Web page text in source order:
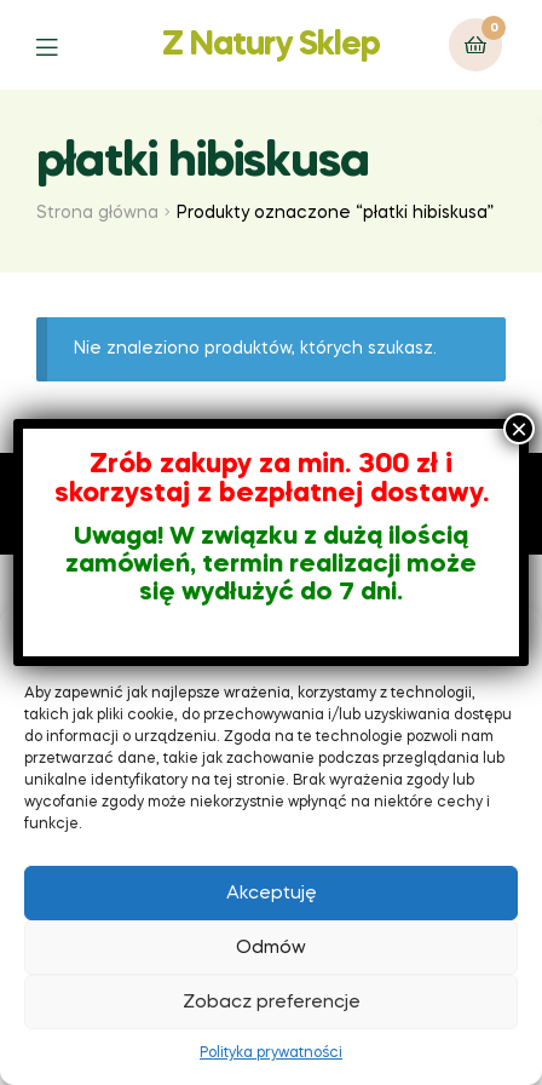
Aby zapewnić jak najlepsze wrażenia, korzystamy z technologii,
takich jak pliki cookie, do przechowywania i/lub uzyskiwania dostępu
do informacji o urządzeniu. Zgoda na te technologie pozwoli nam
przetwarzać dane, takie jak zachowanie podczas przeglądania lub
unikalne identyfikatory na tej stronie. Brak wyrażenia zgody lub
wycofanie zgody może niekorzystnie wpłynąć na niektóre cechy i
funkcje.
Akceptuję
Odmów
Zobacz preferencje
Polityka prywatności
Menu Z Natury Sklep
0
płatki hibiskusa
Strona główna Produkty oznaczone “płatki hibiskusa”
Nie znaleziono produktów, których szukasz.
Coppyright © 2026Z Natury Sklep. All Rights Reserved.
Moje Konto
Zrób zakupy za min. 300 zł i
skorzystaj z bezpłatnej dostawy.
Uwaga! W związku z dużą ilością
zamówień, termin realizacji może
się wydłużyć do 7 dni.